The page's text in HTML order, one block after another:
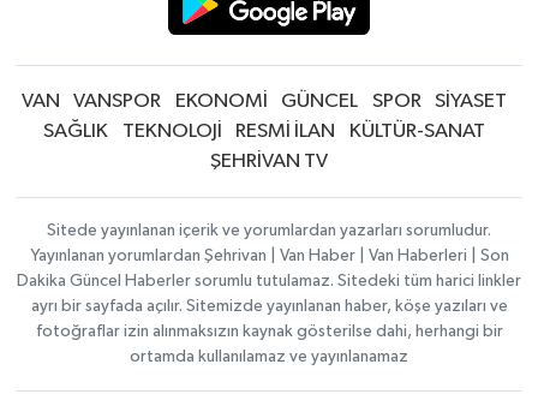
VAN VANSPOR EKONOMİ GÜNCEL SPOR
SİYASET
SAĞLIK
TEKNOLOJİ RESMİ İLAN
KÜLTÜR-SANAT
ŞEHRİVAN TV
Sitede yayınlanan içerik ve yorumlardan yazarları sorumludur.
Yayınlanan yorumlardan Şehrivan | Van Haber | Van Haberleri | Son
Dakika Güncel Haberler sorumlu tutulamaz. Sitedeki tüm harici linkler
ayrı bir sayfada açılır. Sitemizde yayınlanan haber, köşe yazıları ve
fotoğraflar izin alınmaksızın kaynak gösterilse dahi, herhangi bir
ortamda kullanılamaz ve yayınlanamaz